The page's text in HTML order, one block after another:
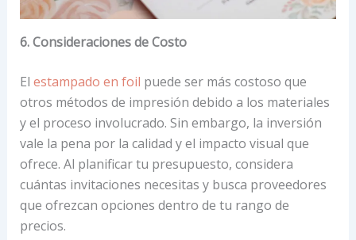
6. Consideraciones de Costo
El estampado en foil puede ser más costoso que
otros métodos de impresión debido a los materiales
y el proceso involucrado. Sin embargo, la inversión
vale la pena por la calidad y el impacto visual que
ofrece. Al planificar tu presupuesto, considera
cuántas invitaciones necesitas y busca proveedores
que ofrezcan opciones dentro de tu rango de
precios.